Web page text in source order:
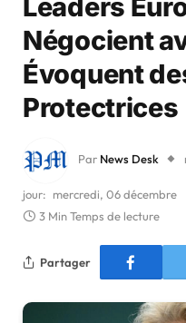
Leaders
Négocient
Évoquent
Protectrices
Par News Desk
jour: mercredi, 06 décembre
3 Min Temps de lecture
Partager